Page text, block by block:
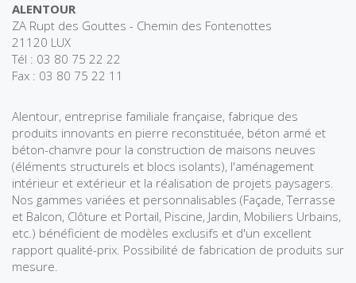
ALENTOUR
ZA Rupt des Gouttes - Chemin des Fontenottes
21120 LUX
Tél : 03 80 75 22 22
Fax : 03 80 75 22 11
Alentour, entreprise familiale française, fabrique des
produits innovants en pierre reconstituée, béton armé et
béton-chanvre pour la construction de maisons neuves
(éléments structurels et blocs isolants), l'aménagement
intérieur et extérieur et la réalisation de projets paysagers.
Nos gammes variées et personnalisables (Façade, Terrasse
et Balcon, Clôture et Portail, Piscine, Jardin, Mobiliers Urbains,
etc.) bénéficient de modèles exclusifs et d'un excellent
rapport qualité-prix. Possibilité de fabrication de produits sur
mesure.